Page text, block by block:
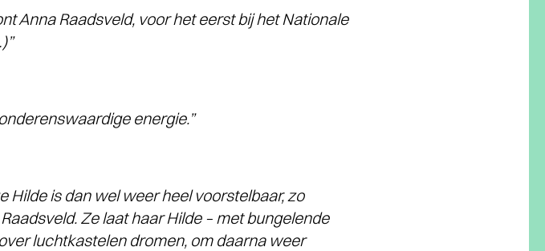
Anna Raadsveld, voor het eerst bij het Nationale
energie.”
Hilde is dan wel weer heel voorstelbaar, zo
Ze laat haar Hilde – met bungelende
luchtkastelen dromen, om daarna weer